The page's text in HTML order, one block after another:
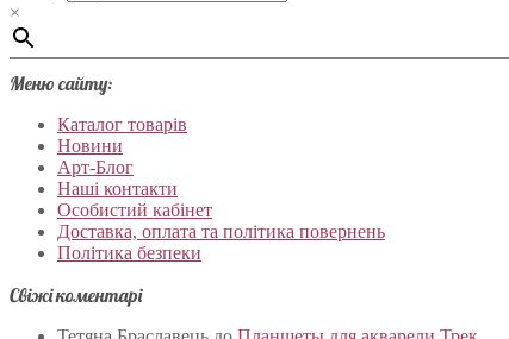
×
Меню сайту:
Каталог товарів
Новини
Арт-Блог
Наші контакти
Особистий кабінет
Доставка, оплата та політика повернень
Політика безпеки
Свіжі коментарі